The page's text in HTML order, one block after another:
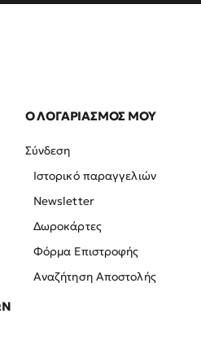
Ο ΛΟΓΑΡΙΑΣΜΟΣ ΜΟΥ
Σύνδεση
Ιστορικό παραγγελιών
Newsletter
Δωροκάρτες
Φόρμα Επιστροφής
Αναζήτηση Αποστολής